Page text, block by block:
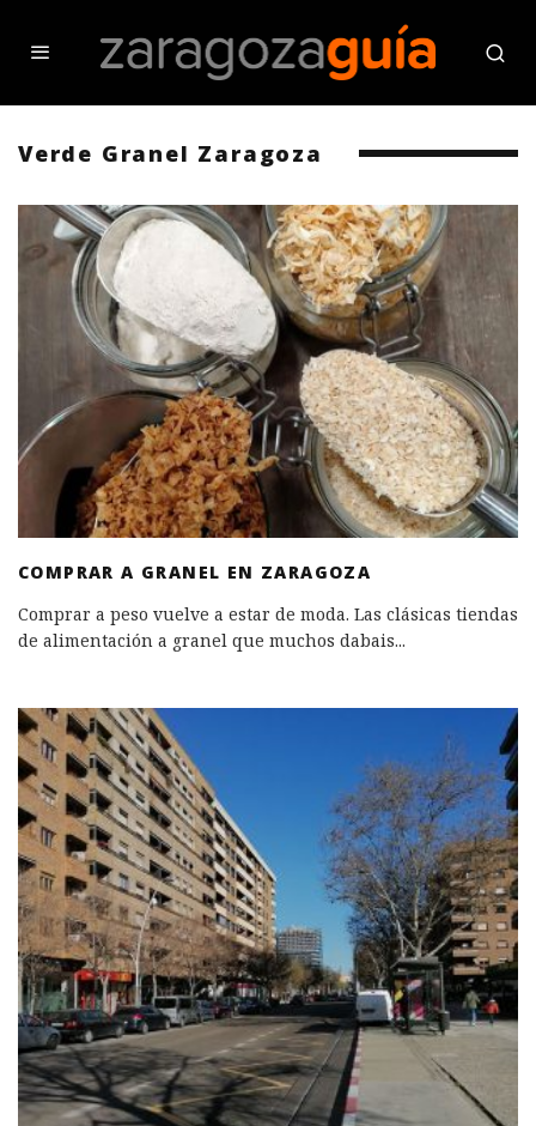
Verde Granel Zaragoza
COMPRAR A GRANEL EN ZARAGOZA
Comprar a peso vuelve a estar de moda. Las clásicas tiendas
de alimentación a granel que muchos dabais...